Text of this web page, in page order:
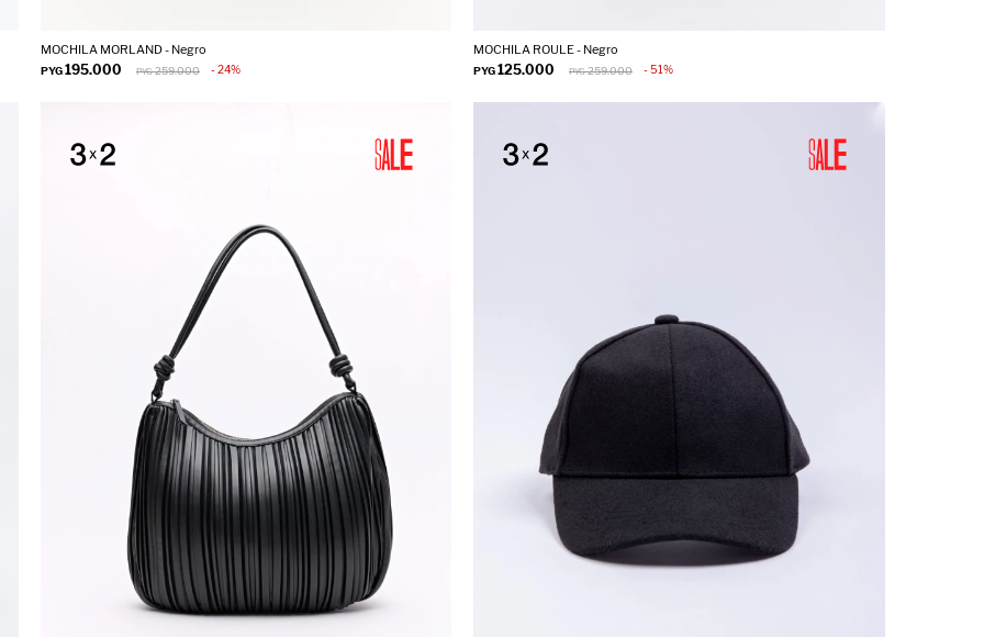
MOCHILA MORLAND - Negro
PYG 195.000 PYG 259.000 24
MOCHILA ROULE - Negro
PYG 125.000 PYG 259.000 51